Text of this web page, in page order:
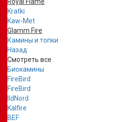
Kratki
Kaw-Met
Glamm Fire
Камины и топки
Назад
Смотреть все
Биокамины
FireBird
FireBird
IldNord
Kalfire
BEF